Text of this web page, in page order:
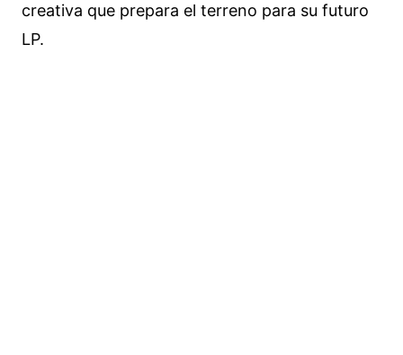
creativa que prepara el terreno para su futuro
LP.